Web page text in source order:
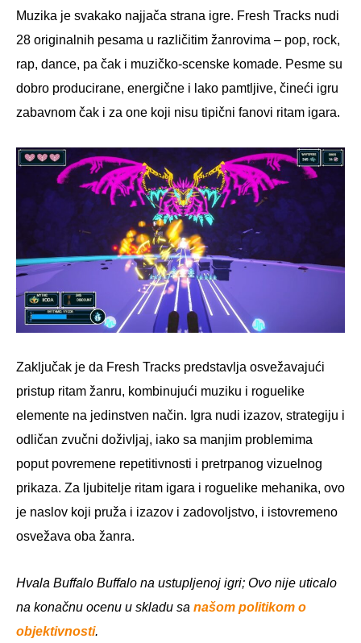
Muzika je svakako najjača strana igre. Fresh Tracks nudi
28 originalnih pesama u različitim žanrovima – pop, rock,
rap, dance, pa čak i muzičko-scenske komade. Pesme su
dobro producirane, energične i lako pamtljive, čineći igru
zabavnom čak i za one koji nisu tipični fanovi ritam igara.
Zaključak je da Fresh Tracks predstavlja osvežavajući
pristup ritam žanru, kombinujući muziku i roguelike
elemente na jedinstven način. Igra nudi izazov, strategiju i
odličan zvučni doživljaj, iako sa manjim problemima
poput povremene repetitivnosti i pretrpanog vizuelnog
prikaza. Za ljubitelje ritam igara i roguelike mehanika, ovo
je naslov koji pruža i izazov i zadovoljstvo, i istovremeno
osvežava oba žanra.
Hvala Buffalo Buffalo na ustupljenoj igri; Ovo nije uticalo
na konačnu ocenu u skladu sa našom politikom o
objektivnosti.